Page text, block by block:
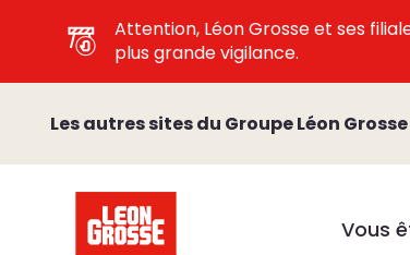
Attention, Léon Grosse et ses
plus grande vigilance.
Les autres sites du Groupe Léon Grosse
Vous